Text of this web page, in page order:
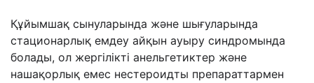
Құйымшақ сынуларында және шығуларында
стационарлық емдеу айқын ауыру синдромында
болады, ол жергілікті анельгетиктер және
нашақорлық емес нестероидты препараттармен